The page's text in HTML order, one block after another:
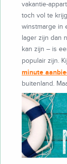
vakantie-
toch vol te
winstmarge in
lager zijn dan
kan zijn – is
populair zijn.
minute
buitenland.